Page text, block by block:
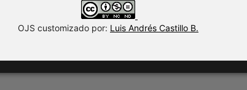
OJS customizado por: Luis Andrés Castillo B.